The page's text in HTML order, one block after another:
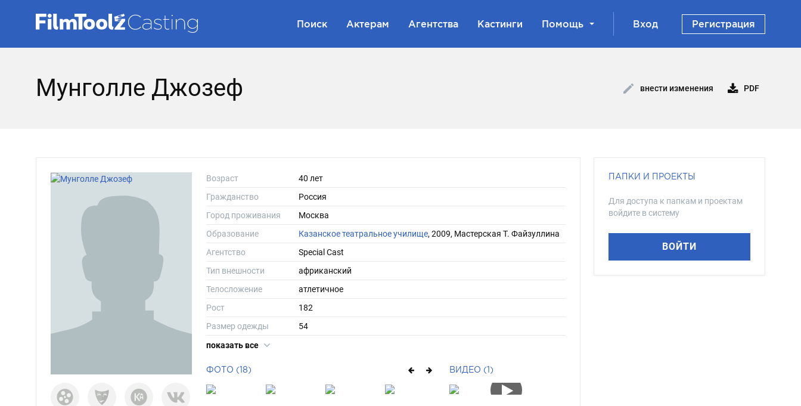
Поиск Актерам Агентства Кастинги Помощь Вход Регистрация
Мунголле Джозеф внести изменения PDF
Возраст
40 лет
Гражданство
Россия
Город проживания
Москва
Образование
Казанское театральное училище, 2009, Мастерская Т. Файзуллина
Агентство
Special Cast
Тип внешности
африканский
Телосложение
атлетичное
Рост
182
Размер одежды
54
Размер обуви
показать все
ФОТО (18) ВИДЕО (1)
ПАПКИ И ПРОЕКТЫ
Для доступа к папкам и проектам
войдите в систему
ВОЙТИ